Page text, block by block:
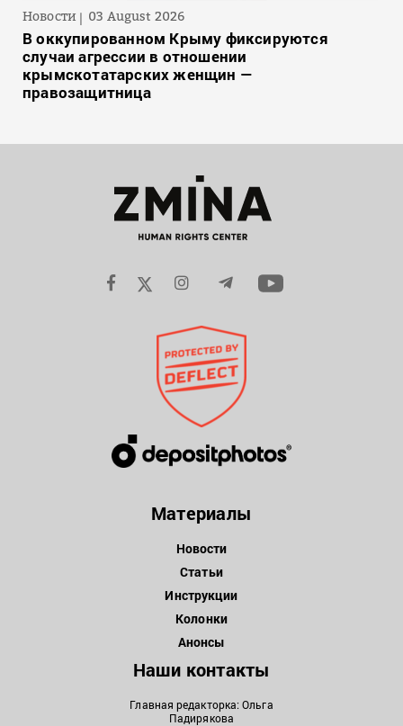
Новости 03 August 2026
В оккупированном Крыму фиксируются
случаи агрессии в отношении
крымскотатарских женщин —
правозащитница
Материалы
Новости
Статьи
Инструкции
Колонки
Анонсы
Наши контакты
Главная редакторка: Ольга
Падирякова